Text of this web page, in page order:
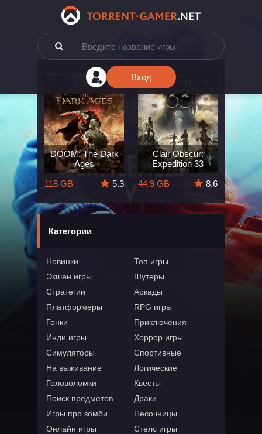
Вход
The
5.7
DOOM: The Dark
Ages
118 GB
5.3
Clair Obscur:
Expedition 33
44.9 GB
8.6
164 GB
Категории
Новинки
Топ игры
Экшен игры
Шутеры
Стратегии
Аркады
Платформеры
RPG игры
Гонки
Приключения
Инди игры
Хоррор игры
Симуляторы
Спортивные
На выживание
Логические
Головоломки
Квесты
Поиск предметов
Драки
Игры про зомби
Песочницы
Онлайн игры
Стелс игры